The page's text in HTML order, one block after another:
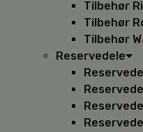
Tilbehør
Tilbehør
Tilbehør
Reservedele